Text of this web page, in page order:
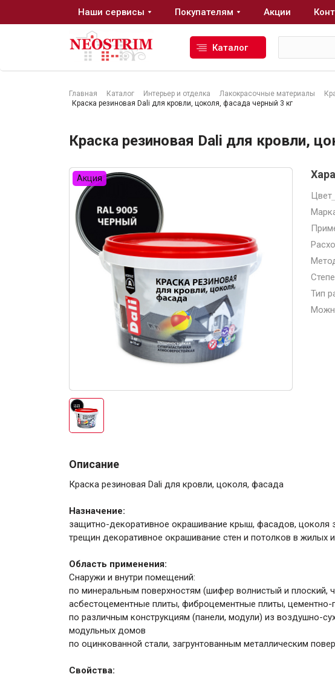
Главная Каталог Интерьер и отделка Лакокрасочные материалы
Краска резиновая Dali для кровли, цоколя, фасада черный 3 кг
Краска резиновая Dali для кровли,
Акция
Цвет
Тип
Описание
Краска резиновая Dali для кровли, цоколя, фасада
Назначение:
защитно-декоративное окрашивание крыш, фасадов, цоколя
трещин декоративное окрашивание стен и потолков в
Область применения:
Снаружи и внутри помещений:
по минеральным поверхностям (шифер волнистый и плоский,
асбестоцементные плиты, фиброцементные плиты, цементно-
по различным конструкциям (панели, модули) из воздушно-
модульных домов
по оцинкованной стали, загрунтованным металлическим
Свойства:
Наши сервисы Покупателям Акции
Каталог
Стройматериалы
Сухие строительные смеси
Гидроизоляция
Изоляционные материалы
Кровельные материалы
Ещё 2
Обои
Ещё 5
Электро-оборудование
Анкеры
Канаты, шнуры